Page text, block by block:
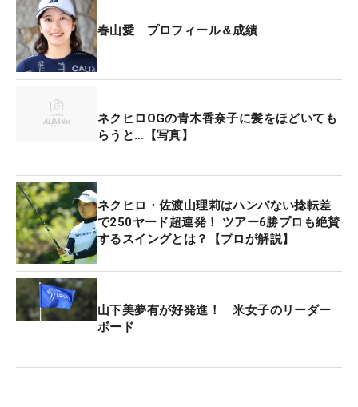
「プレーオフ自体がはじめてだったので緊張しまし
た。自分のゴルフができれば、と思っていた。4ホ
ールとも自分のプレーをすることができたので、よ
かったです」
原英莉花が20年に制した「日本女子オープン」が行
されることがすでに決まっており、それに向け大改
修も行われ難度も増していた。プレーオフが行われ
た18番は、ポテトチップスのようなアンジュレーシ
ョンに富んだグリーンを持つパー4。バーディを取
るのは容易ではないホール。実際、春山は1打リー
ドで迎えた正規の18番でボギーを叩いており、イメ
ージも決していいものではなかった。
春山愛 プロフィール＆成績
ネクヒロOGの青木香奈子に髪をほどいても
らうと…【写真】
ネクヒロ・佐渡山理莉はハンパない捻転差
で250ヤード超連発！ ツアー6勝プロも絶賛
するスイングとは？【プロが解説】
山下美夢有が好発進！ 米女子のリーダー
ボード